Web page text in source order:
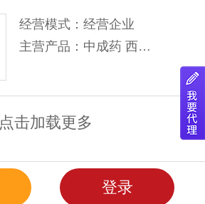
经营模式：经营企业
主营产品：中成药 西药 OTC
点击加载更多
登录